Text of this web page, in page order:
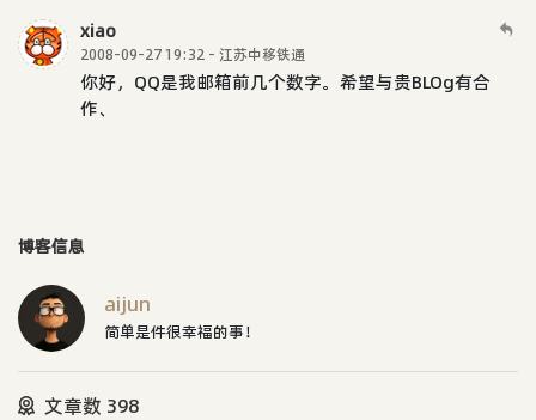
xiao
2008-09-27 19:32 - 江苏中移铁通
你好，QQ是我邮箱前几个数字。希望与贵BLOg有合
作、
博客信息
aijun
简单是件很幸福的事！
文章数 398